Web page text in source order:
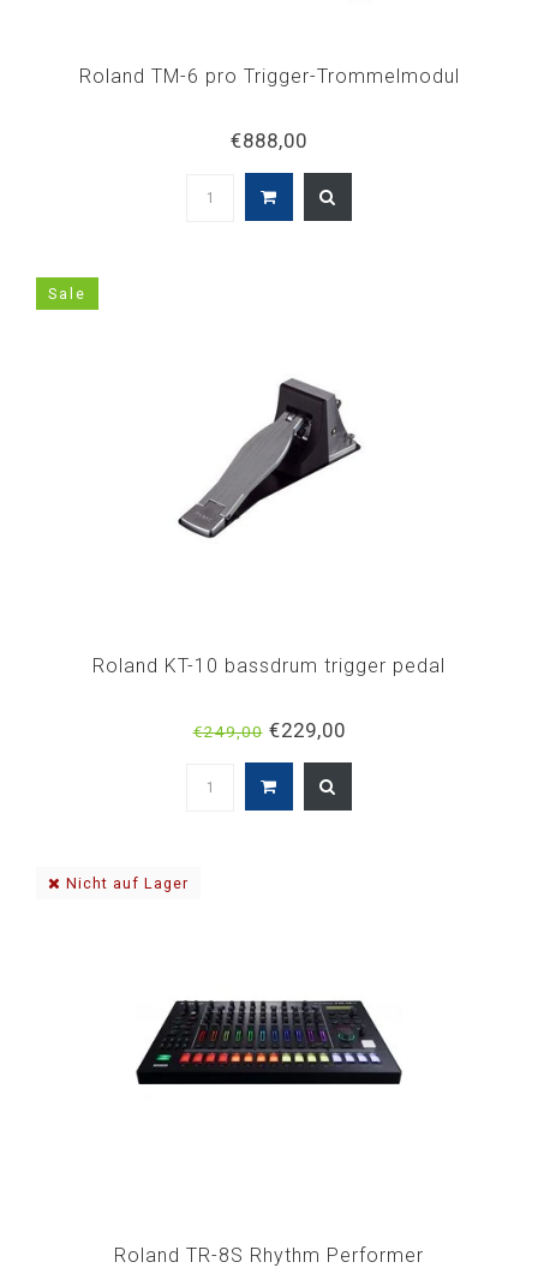
Roland TM-6 pro Trigger-Trommelmodul
€888,00
Sale
Roland KT-10 bassdrum trigger pedal
€249,00€229,00
Nicht auf Lager
Roland TR-8S Rhythm Performer